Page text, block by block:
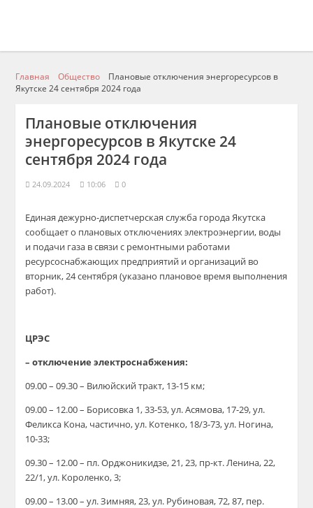
Главная Общество
Плановые отключения энергоресурсов в
Якутске 24 сентября 2024 года
Плановые отключения
энергоресурсов в Якутске 24
сентября 2024 года
24.09.2024 10:06 0
Единая дежурно-диспетчерская служба города Якутска
сообщает о плановых отключениях электроэнергии, воды
и подачи газа в связи с ремонтными работами
ресурсоснабжающих предприятий и организаций во
вторник, 24 сентября (указано плановое время выполнения
работ).
ЦРЭС
– отключение электроснабжения:
09.00 – 09.30 – Вилюйский тракт, 13-15 км;
09.00 – 12.00 – Борисовка 1, 33-53, ул. Асямова, 17-29, ул.
Феликса Кона, частично, ул. Котенко, 18/3-73, ул. Ногина,
10-33;
09.30 – 12.00 – пл. Орджоникидзе, 21, 23, пр-кт. Ленина, 22,
22/1, ул. Короленко, 3;
09.00 – 13.00 – ул. Зимняя, 23, ул. Рубиновая, 72, 87, пер.